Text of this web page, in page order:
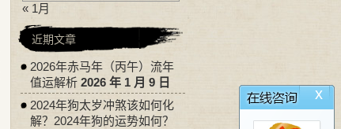
« 1月
近期文章
2026年赤马年（丙午）流年
值运解析 2026 年 1 月 9 日
2024年狗太岁冲煞该如何化
解？2024年狗的运势如何？
x